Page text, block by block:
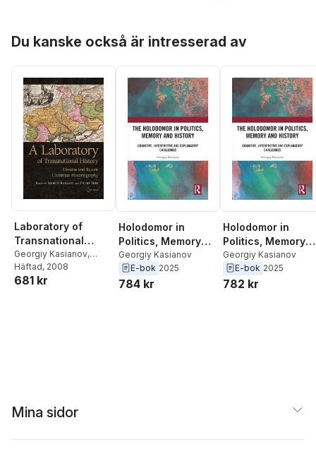
Du kanske också är intresserad av
Laboratory of
Transnational
History
Georgiy Kasianov,
Philipp Ther
Häftad, 2008
681 kr
Holodomor in
Politics, Memory
and History
Georgiy Kasianov
E-bok 2025
784 kr
Holodomor in
Politics, Memory
and History
Georgiy Kasianov
E-bok 2025
782 kr
Mina sidor